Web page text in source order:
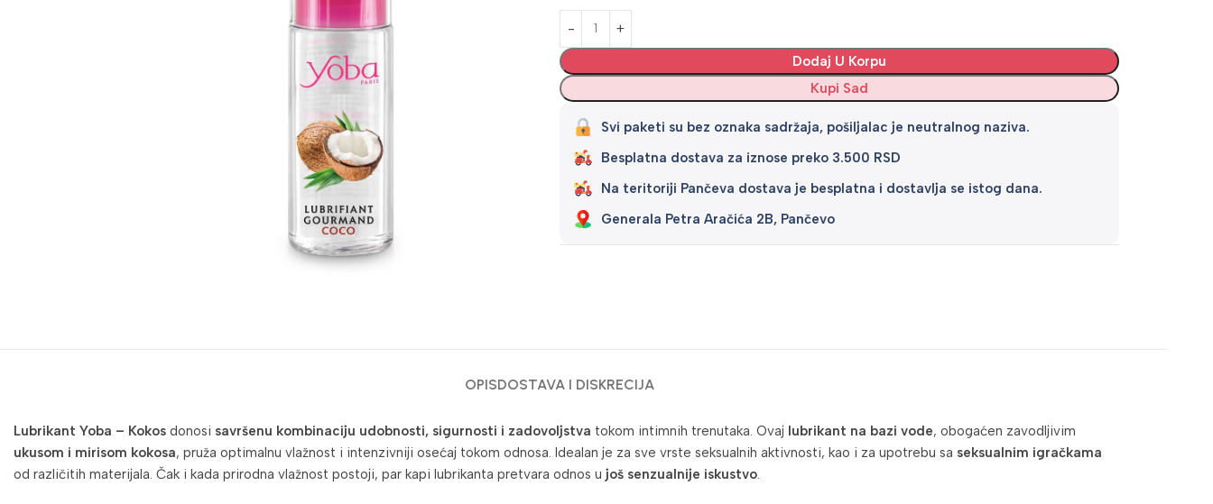
Dodaj U Korpu
Kupi Sad
Alternative:
Svi paketi su bez oznaka sadržaja, pošiljalac je neutralnog naziva.
Besplatna dostava za iznose preko 3.500 RSD
Na teritoriji Pančeva dostava je besplatna i dostavlja se istog dana.
Generala Petra Aračića 2B, Pančevo
OPISDOSTAVA I DISKRECIJA
Lubrikant Yoba – Kokos donosi savršenu kombinaciju udobnosti, sigurnosti i zadovoljstva tokom intimnih trenutaka. Ovaj lubrikant na bazi vode, obogaćen zavodljivim
ukusom i mirisom kokosa, pruža optimalnu vlažnost i intenzivniji osećaj tokom odnosa. Idealan je za sve vrste seksualnih aktivnosti, kao i za upotrebu sa seksualnim igračkama
od različitih materijala. Čak i kada prirodna vlažnost postoji, par kapi lubrikanta pretvara odnos u još senzualnije iskustvo